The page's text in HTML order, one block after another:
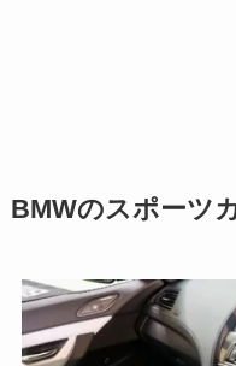
BMWのスポーツ